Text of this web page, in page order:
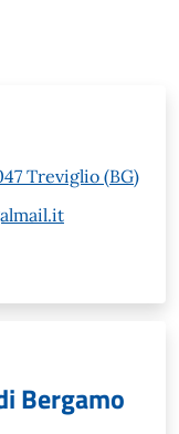
Treviglio (BG)
Bergamo